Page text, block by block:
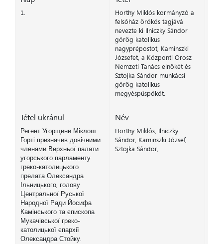
1.
Horthy Miklós kormányzó a
felsőház örökös tagjává
nevezte ki Ilniczky Sándor
görög katolikus
nagyprépostot, Kaminszki
Józsefet, a Központi Orosz
Nemzeti Tanács elnökét és
Sztojka Sándor munkácsi
görög katolikus
megyéspüspököt.
Tétel ukránul
Регент Угорщини Міклош
Горті призначив довічними
членами Верхньої палати
угорського парламенту
греко-католицького
прелата Олександра
Ільницького, голову
Центральної Руської
Народної Ради Йосифа
Камінського та єпископа
Мукачівської греко-
католицької єпархії
Олександра Стойку.
Név
Horthy Miklós, Ilniczky
Sándor, Kaminszki József,
Sztojka Sándor,